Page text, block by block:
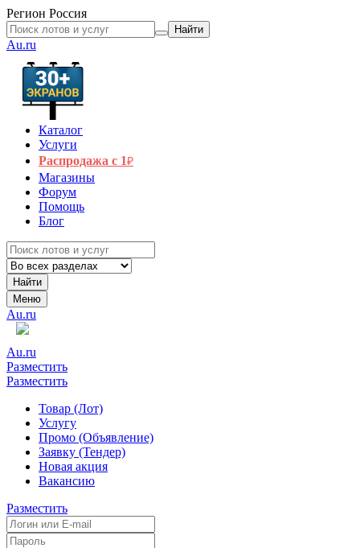
Регион Россия
Найти
Au.ru
Каталог
Услуги
Распродажа с 1₽
Магазины
Форум
Помощь
Блог
Найти
Меню
Au.ru
Au.ru
Разместить
Разместить
Товар (Лот)
Услугу
Промо (Объявление)
Заявку (Тендер)
Новая акция
Вакансию
Разместить